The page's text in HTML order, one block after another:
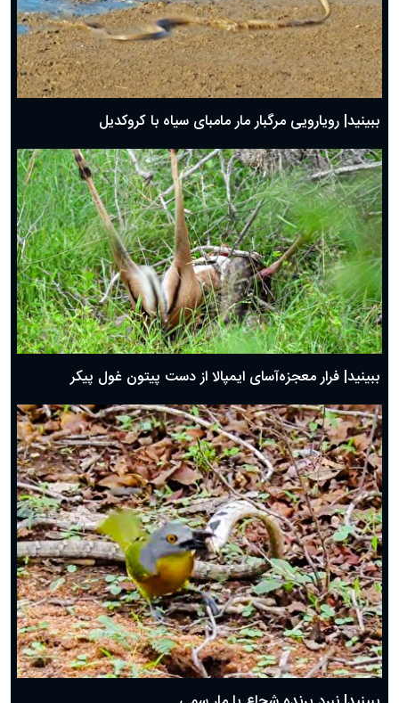
ببینید| رویارویی مرگبار مار مامبای سیاه با کروکدیل
ببینید| فرار معجزه‌آسای ایمپالا از دست پیتون غول پیکر